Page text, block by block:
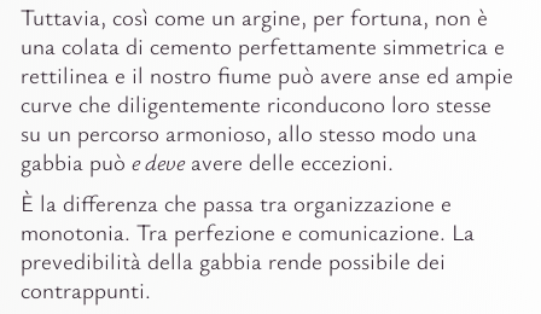
Tuttavia, così come un argine, per fortuna, non è
una colata di cemento perfettamente simmetrica e
rettilinea e il nostro fiume può avere anse ed ampie
curve che diligentemente riconducono loro stesse
su un percorso armonioso, allo stesso modo una
gabbia può e deveavere delle eccezioni.
È la differenza che passa tra organizzazione e
monotonia. Tra perfezione e comunicazione. La
prevedibilità della gabbia rende possibile dei
contrappunti.